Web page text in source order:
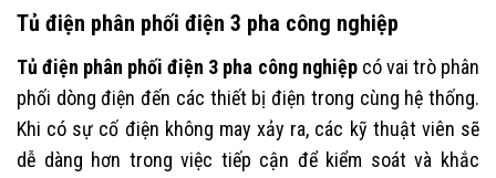
Tủ điện phân phối điện 3 pha công nghiệp
Tủ điện phân phối điện 3 pha công nghiệpcó vai trò phân
phối dòng điện đến các thiết bị điện trong cùng hệ thống.
Khi có sự cố điện không may xảy ra, các kỹ thuật viên sẽ
dễ dàng hơn trong việc tiếp cận để kiểm soát và khắc